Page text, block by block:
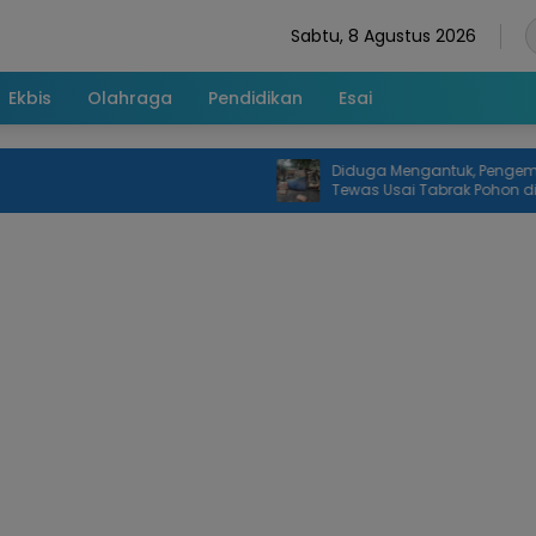
Sabtu, 8 Agustus 2026
Ekbis Olahraga Pendidikan Esai
Diduga Mengantuk, Pengemudi
Tewas Usai Tabrak Pohon di